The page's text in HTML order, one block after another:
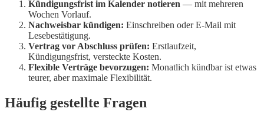
Kündigungsfrist im Kalender notieren — mit mehreren
Wochen Vorlauf.
Nachweisbar kündigen: Einschreiben oder E-Mail mit
Lesebestätigung.
Vertrag vor Abschluss prüfen: Erstlaufzeit,
Kündigungsfrist, versteckte Kosten.
Flexible Verträge bevorzugen: Monatlich kündbar ist etwas
teurer, aber maximale Flexibilität.
Häufig gestellte Fragen